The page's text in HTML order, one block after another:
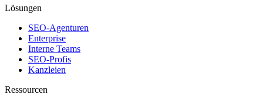
Lösungen
SEO-Agenturen
Enterprise
Interne Teams
SEO-Profis
Kanzleien
Ressourcen